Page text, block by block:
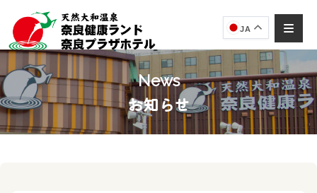
JA
News
お知らせ
奈良健康ランド
AIコンシェルジュ